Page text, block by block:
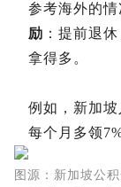
参考海外的
励 ：提前退
拿得多。
例如，新加坡
每个月多领
图源：新加坡公